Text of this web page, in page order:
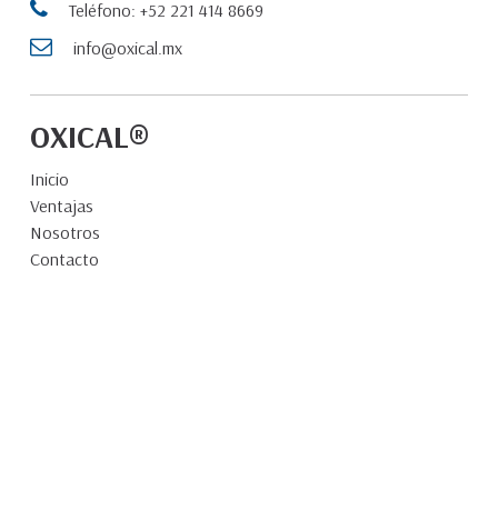
Teléfono: +52 221 414 8669
info@oxical.mx
OXICAL®
Inicio
Ventajas
Nosotros
Contacto